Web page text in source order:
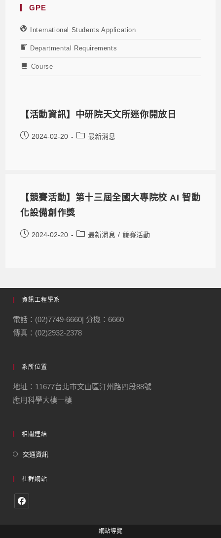
GPE
International Students Application
Departmental Requirements
Course
【活動資訊】中研院天文所迷你開放日
2024-02-20 最新消息
【競賽活動】第十三屆全國大專院校 AI 智動
化設備創作獎
2024-02-20 最新消息 / 競賽活動
資訊工程學系
電話：(02)7749-6660| 分機：6660
傳真：(02)2932-2378
系所位置
地址：11677台北市文山區汀州路四段88號
應用科學大樓一樓
相關連結
交通資訊
社群網站
網站導覽